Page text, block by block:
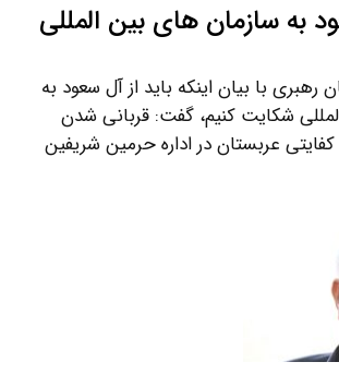
به سازمان های بین المللی
با بیان اینکه باید از آل سعود به
شکایت کنیم، گفت: قربانی شدن
عربستان در اداره حرمین شریفین